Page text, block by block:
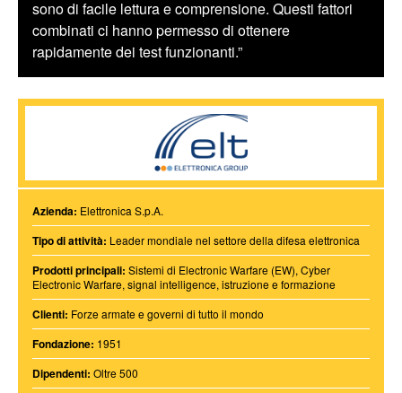
sono di facile lettura e comprensione. Questi fattori
combinati ci hanno permesso di ottenere
rapidamente dei test funzionanti.”
Azienda: Elettronica S.p.A.
Tipo di attività: Leader mondiale nel settore della difesa elettronica
Prodotti principali: Sistemi di Electronic Warfare (EW), Cyber
Electronic Warfare, signal intelligence, istruzione e formazione
Clienti: Forze armate e governi di tutto il mondo
Fondazione: 1951
Dipendenti: Oltre 500